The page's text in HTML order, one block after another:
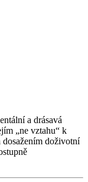
a drásavá
„ne vztahu“ k
dosažením doživotní